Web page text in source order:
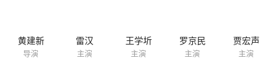
黄建新
导演
雷汉
主演
王学圻
主演
罗京民
主演
贾宏声
主演